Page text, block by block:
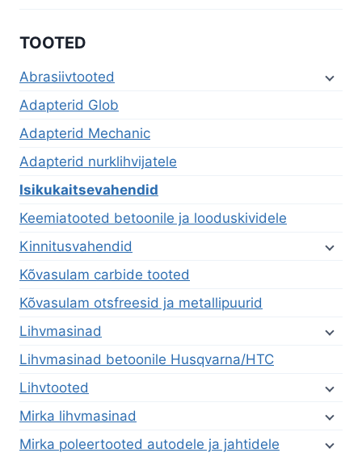
TOOTED
Abrasiivtooted
Adapterid Glob
Adapterid Mechanic
Adapterid nurklihvijatele
Isikukaitsevahendid
Keemiatooted betoonile ja looduskividele
Kinnitusvahendid
Kõvasulam carbide tooted
Kõvasulam otsfreesid ja metallipuurid
Lihvmasinad
Lihvmasinad betoonile Husqvarna/HTC
Lihvtooted
Mirka lihvmasinad
Mirka poleertooted autodele ja jahtidele